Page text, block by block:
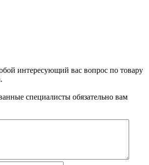
интересующий вас вопрос по товару
специалисты обязательно вам